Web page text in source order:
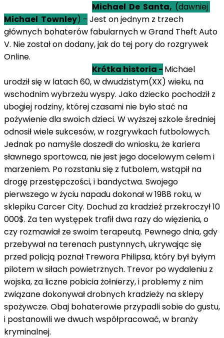
Michael De Santa, (dawniej
Michael Townley) - Jest on jednym z trzech
głównych bohaterów fabularnych w Grand Theft Auto
V. Nie został on dodany, jak do tej pory do rozgrywek
Online.
Krótka historia - Michael
urodził się w latach 60, w dwudzistym(XX) wieku, na
wschodnim wybrzeżu wyspy. Jako dziecko pochodził z
ubogiej rodziny, której czasami nie było stać na
pożywienie dla swoich dzieci. W wyższej szkole średniej
odnosił wiele sukcesów, w rozgrywkach futbolowych.
Jednak po namyśle doszedł do wniosku, że kariera
sławnego sportowca, nie jest jego docelowym celem i
marzeniem. Po rozstaniu się z futbolem, wstąpił na
drogę przestępczości, i bandyctwa. Swojego
pierwszego w życiu napadu dokonał w 1988 roku, w
sklepiku Carcer City. Dochud za kradzieź przekroczył 10
000$. Za ten występek trafił dwa razy do więzienia, o
czy rozmawiał ze swoim terapeutą. Pewnego dnia, gdy
przebywał na terenach pustynnych, ukrywając się
przed policją poznał Trewora Philipsa, który był byłym
pilotem w siłach powietrznych. Trevor po wydaleniu z
wojska, za liczne pobicia żołnierzy, i problemy z nim
związane dokonywał drobnych kradzieży na sklepy
spożywcze. Obaj bohaterowie przypadli sobie do gustu,
i postanowili we dwuch współpracować, w branży
kryminalnej.